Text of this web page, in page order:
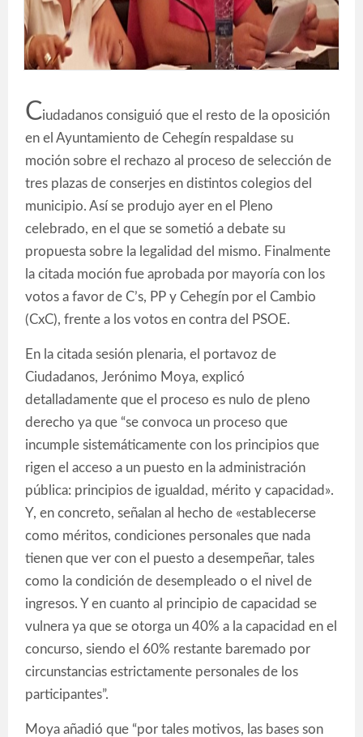
Ciudadanos consiguió que el resto de la oposición
en el Ayuntamiento de Cehegín respaldase su
moción sobre el rechazo al proceso de selección de
tres plazas de conserjes en distintos colegios del
municipio. Así se produjo ayer en el Pleno
celebrado, en el que se sometió a debate su
propuesta sobre la legalidad del mismo. Finalmente
la citada moción fue aprobada por mayoría con los
votos a favor de C’s, PP y Cehegín por el Cambio
(CxC), frente a los votos en contra del PSOE.
En la citada sesión plenaria, el portavoz de
Ciudadanos, Jerónimo Moya, explicó
detalladamente que el proceso es nulo de pleno
derecho ya que “se convoca un proceso que
incumple sistemáticamente con los principios que
rigen el acceso a un puesto en la administración
pública: principios de igualdad, mérito y capacidad».
Y, en concreto, señalan al hecho de «establecerse
como méritos, condiciones personales que nada
tienen que ver con el puesto a desempeñar, tales
como la condición de desempleado o el nivel de
ingresos. Y en cuanto al principio de capacidad se
vulnera ya que se otorga un 40% a la capacidad en el
concurso, siendo el 60% restante baremado por
circunstancias estrictamente personales de los
participantes”.
Moya añadió que “por tales motivos, las bases son